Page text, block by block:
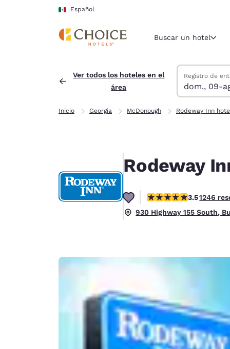
Pasar A Contenido Principal
Español
Región y
Español
United
English
América
Europa
Spain
English
Ireland
Buscar un hotel
Ver todos los hoteles en el
área
Buscar hoteles
domingo, 9 de
Registro de
dom., 09-
lunes, 10 de
lunes, 10 de
domingo, 9
Inicio Georgia McDonough Rodeway Inn
Rodeway
calificación de 3.46
3.51246
930 Highway 155 South,